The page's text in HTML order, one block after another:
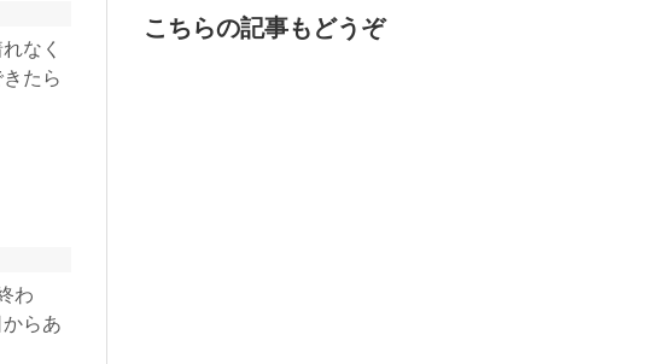
なく
たら
わ
らあ
こちらの記事もどうぞ